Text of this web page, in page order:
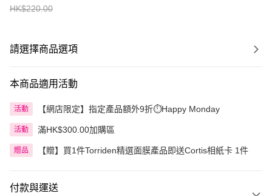
HK$220.00
請選擇商品選項
本商品適用活動
活動 【網店限定】指定產品額外9折⏱️Happy Monday
活動 滿HK$300.00加購區
贈品 【贈】買1件Torriden精選面膜產品即送Cortis相紙卡 1件
付款與運送